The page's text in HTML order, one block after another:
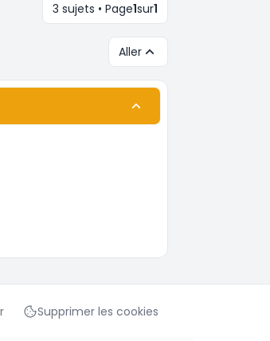
3 sujets • Page1sur1
Aller
Supprimer les cookies